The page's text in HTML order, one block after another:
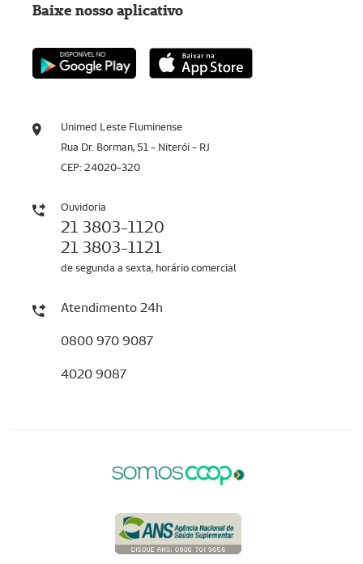
Unimed Leste Fluminense
Rua Dr. Borman, 51 - Niterói - RJ
CEP: 24020-320
Ouvidoria
21 3803-1120
21 3803-1121
de segunda a sexta, horário comercial
Atendimento 24h
0800 970 9087
4020 9087
Baixe nosso aplicativo